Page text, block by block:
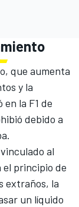
que aumenta
y la
la F1 de
debido a
al
el principio de
extraños, la
un líquido